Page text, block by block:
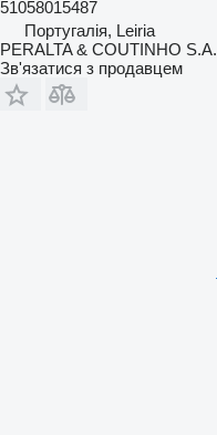
51058015487
Португалія, Leiria
PERALTA & COUTINHO S.A.
Зв'язатися з продавцем